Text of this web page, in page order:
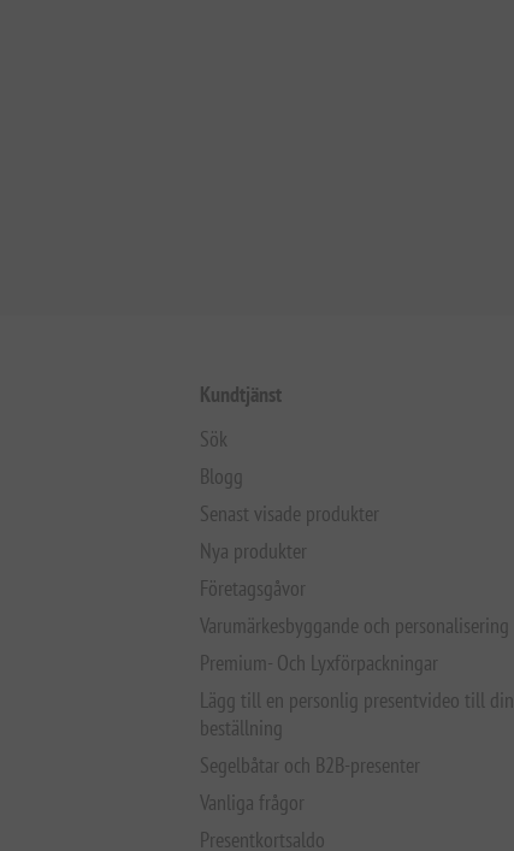
Kundtjänst
Sök
Blogg
Senast visade produkter
Nya produkter
Företagsgåvor
Varumärkesbyggande och personalisering
Premium- Och Lyxförpackningar
Lägg till en personlig presentvideo till din
beställning
Segelbåtar och B2B-presenter
Vanliga frågor
Presentkortsaldo